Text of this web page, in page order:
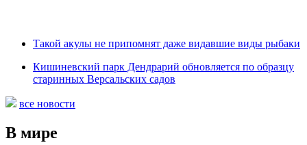
Такой акулы не припомнят даже видавшие виды рыбаки
Кишиневский парк Дендрарий обновляется по образцу
старинных Версальских садов
все новости
В мире